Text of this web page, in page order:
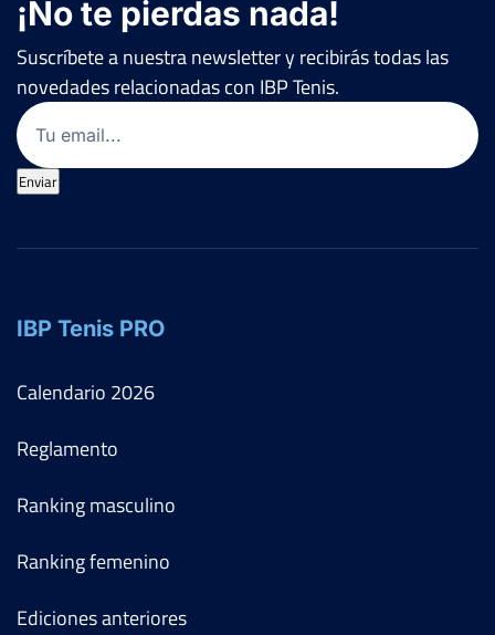
¡No te pierdas nada!
Suscríbete a nuestra newsletter y recibirás todas las
novedades relacionadas con IBP Tenis.
Email
Enviar
IBP Tenis PRO
Calendario 2026
Reglamento
Ranking masculino
Ranking femenino
Ediciones anteriores